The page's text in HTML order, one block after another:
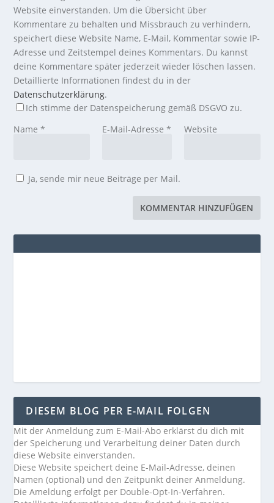
Website einverstanden. Um die Übersicht über
Kommentare zu behalten und Missbrauch zu verhindern,
speichert diese Website Name, E-Mail, Kommentar sowie IP-
Adresse und Zeitstempel deines Kommentars. Du kannst
deine Kommentare später jederzeit wieder löschen lassen.
Detaillierte Informationen findest du in der
Datenschutzerklärung.
Ich stimme der Datenspeicherung gemäß DSGVO zu.
Name* E-Mail-Adresse * Website
Ja, sende mir neue Beiträge per Mail.
DIESEM BLOG PER E-MAIL FOLGEN
Mit der Anmeldung zum E-Mail-Abo erklärst du dich mit
der Speicherung und Verarbeitung deiner Daten durch
diese Website einverstanden.
Diese Website speichert deine E-Mail-Adresse, deinen
Namen (optional) und den Zeitpunkt deiner Anmeldung.
Die Ameldung erfolgt per Double-Opt-In-Verfahren.